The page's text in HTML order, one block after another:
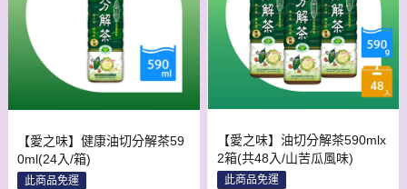
【愛之味】健康油切分解茶59
0ml(24入/箱)
此商品免運
【愛之味】油切分解茶590mlx
2箱(共48入/山苦瓜風味)
此商品免運